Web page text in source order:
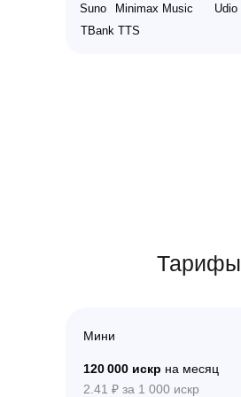
TBank TTS
Udio
Minimax Music
Suno
Тарифы
Мини
2.41 ₽ за 1 000 искр
120 000 искр на месяц